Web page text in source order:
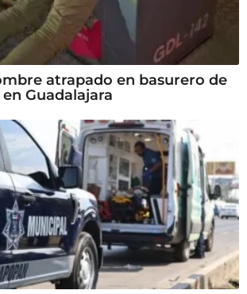
atrapado en basurero de
Guadalajara